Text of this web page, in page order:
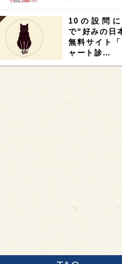
10の設問
で“好みの日
無料サイト
ャート診…